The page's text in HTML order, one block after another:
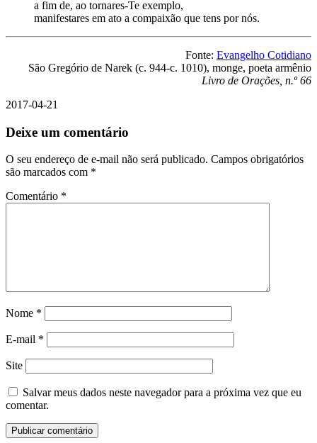
a fim de, ao tornares-Te exemplo,
manifestares em ato a compaixão que tens por nós.
Fonte: Evangelho Cotidiano
São Gregório de Narek (c. 944-c. 1010), monge, poeta armênio
Livro de Orações, n.º 66
2017-04-21
Deixe um comentário
O seu endereço de e-mail não será publicado. Campos obrigatórios
são marcados com *
Comentário *
Nome *
E-mail *
Site
Salvar meus dados neste navegador para a próxima vez que eu
comentar.